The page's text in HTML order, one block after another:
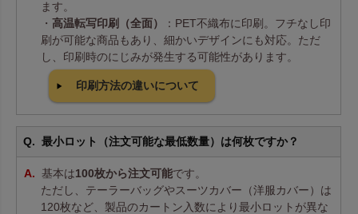
ます。
・ 高温転写印刷（全面）
：PET不織布に印刷。フチなし印
刷が可能な商品もあり、細かいデザインにも対応。ただ
し、印刷時のにじみが発生する可能性があります。
印刷方法の違いについて
最小ロット（注文可能な最低数量）は何枚ですか？
基本は100枚から注文可能です。
ただし、テーラーバッグやスーツカバー（洋服カバー）は
120枚など、製品のカートン入数により最小ロットが異な